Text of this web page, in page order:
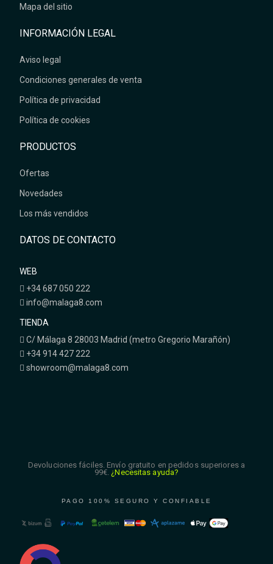
Mapa del sitio
INFORMACIÓN LEGAL
Aviso legal
Condiciones generales de venta
Política de privacidad
Política de cookies
PRODUCTOS
Ofertas
Novedades
Los más vendidos
DATOS DE CONTACTO
WEB
+34 687 050 222
info@malaga8.com
TIENDA
C/ Málaga 8 28003 Madrid (metro Gregorio Marañón)
+34 914 427 222
showroom@malaga8.com
Devoluciones fáciles. Envío gratuito en pedidos superiores a
99€. ¿Necesitas ayuda?
PAGO 100% SEGURO Y CONFIABLE